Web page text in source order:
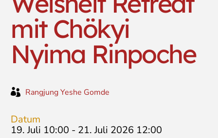
mit Chökyi
Nyima Rinpoche
 Rangjung Yeshe Gomde
Datum
19. Juli 10:00 - 21. Juli 2026 12:00